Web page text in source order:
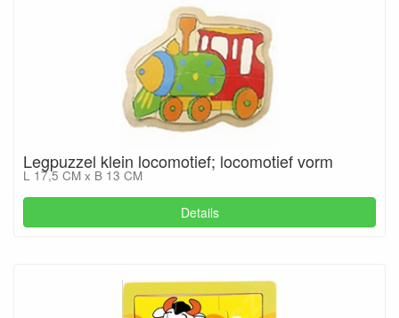
Legpuzzel klein locomotief; locomotief vorm
L 17,5 CM x B 13 CM
Details